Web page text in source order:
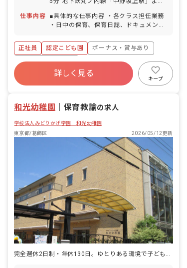
街の中にあり、お散歩に行ける距離に公
園もあります。
仕事内容
■具体的な仕事内容 ・各クラス担任業務
・日中の保育、保育日誌、ドキュメンテ
ど ・保育計画の作成（年案、月案、週
案） ・行事や係などの準備 ・保護者対
応や子育て支援に向けての準備 ■保育理
念 子ども一人ひとりを大切にして、温か
い愛情のこもった保育を行ない、保護者
や地域から信頼される保育園を目指す。
「やさしいこころ」「がまんづよいこ」
い、一人ひとりの個性を大切に伸ばして
「都心にありながら、自然環境豊かなこ
ども園」 春には、入園・進級のお祝いを
しているかのように桜の花が咲き誇り、
1年がスタートします。果物のなる木や
ビオトープも、子どもたちのお気に入り
の場所です。
正社員 認定こども園
ボーナス・賞与あり
年間休日120日以上
寮・住宅・家賃補助あり
社会保険完備
残業少なめ
詳しく見る
キープ
和光幼稚園 保育教諭の求人
学校法人みどりかげ学園 和光幼稚園
東京都/葛飾区
2026/05/12更新